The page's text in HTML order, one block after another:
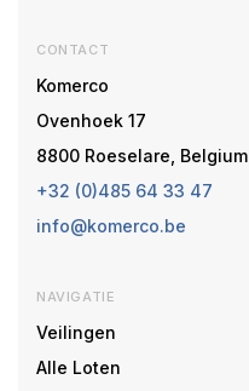
CONTACT
Komerco
Ovenhoek 17
8800 Roeselare, Belgium
+32 (0)485 64 33 47
info@komerco.be
NAVIGATIE
Veilingen
Alle Loten